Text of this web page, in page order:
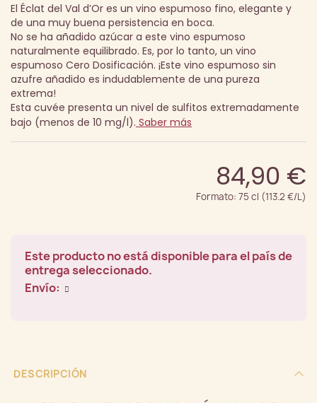
El Éclat del Val d’Or es un vino espumoso fino, elegante y
de una muy buena persistencia en boca.
No se ha añadido azúcar a este vino espumoso
naturalmente equilibrado. Es, por lo tanto, un vino
espumoso Cero Dosificación. ¡Este vino espumoso sin
azufre añadido es indudablemente de una pureza
extrema!
Esta cuvée presenta un nivel de sulfitos extremadamente
bajo (menos de 10 mg/l). Saber más
84,90 €
Formato: 75 cl (113.2 €/L)
Este producto no está disponible para el país de
entrega seleccionado.
Envío:
DESCRIPCIÓN